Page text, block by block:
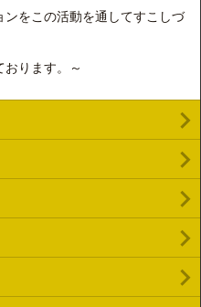
をこの活動を通してすこしづ
おります。～